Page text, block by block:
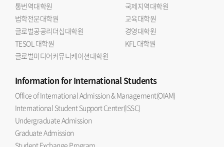
영유아와 노약자, 거동이 불편한 환자의 배뇨 상태를 원격
모니터링할 가능성을 제시했다.조성운 교수는 이번 연구는
MXene의 재적층 문제를 해결하면서 높은 감도와 빠른
응답성을 동시에 구현했다는 데 의미가 있다 며 한국외대
반도체전자공학부의 반도체 소재 소자 및 지능형 센서 분야
연구 경쟁력을 높이는 계기가 되길 기대한다 고 말했다.연구
결과는 응집물질물리학 분야 JCR 상위 10% 이내
국제저명학술지인 『Small』(Impact factor 11.8)에 2026년
7월 10일에 온라인 게재됐다. 논문 제목은 Hierarchically
Porous SNP@MXene Hybrid Architectures for Ultra-
Responsive Moisture Sensing and Wireless Smart-
통번역대학원
국제지역대학원
법학전문대학원
교육대학원
글로벌공공리더십대학원
경영대학원
TESOL 대학원
KFL 대학원
글로벌미디어커뮤니케이션대학원
Informationfor International Students
Office of International Admission & Management(OIAM)
International Student Support Center(ISSC)
Undergraduate Admission
Graduate Admission
Student Exchange Program